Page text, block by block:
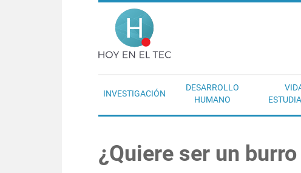
Pasar al contenido principal
INVESTIGACIÓN
DESARROLLO
HUMANO
¿Quiere ser un